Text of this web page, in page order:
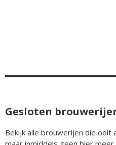
Gesloten
Bekijk alle brouwerijen die ooit